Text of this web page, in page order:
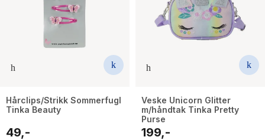
Hårclips/Strikk Sommerfugl
Tinka Beauty
49,-
Veske Unicorn Glitter
m/håndtak Tinka Pretty
Purse
199,-